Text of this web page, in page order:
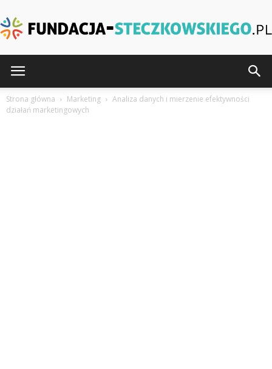
Strona główna Marketing
Analiza danych i mierzenie efektywności
działań marketingowych